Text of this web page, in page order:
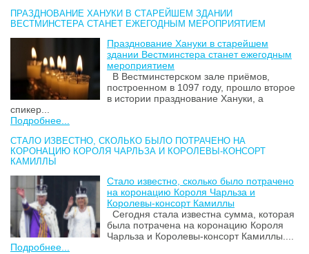
ПРАЗДНОВАНИЕ ХАНУКИ В СТАРЕЙШЕМ ЗДАНИИ
ВЕСТМИНСТЕРА СТАНЕТ ЕЖЕГОДНЫМ МЕРОПРИЯТИЕМ
Празднование Хануки в старейшем
здании Вестминстера станет ежегодным
мероприятием
В Вестминстерском зале приёмов,
построенном в 1097 году, прошло второе
в истории празднование Хануки, а
спикер...
Подробнее...
СТАЛО ИЗВЕСТНО, СКОЛЬКО БЫЛО ПОТРАЧЕНО НА
КОРОНАЦИЮ КОРОЛЯ ЧАРЛЬЗА И КОРОЛЕВЫ-КОНСОРТ
КАМИЛЛЫ
Стало известно, сколько было потрачено
на коронацию Короля Чарльза и
Королевы-консорт Камиллы
Сегодня стала известна сумма, которая
была потрачена на коронацию Короля
Чарльза и Королевы-консорт Камиллы....
Подробнее...